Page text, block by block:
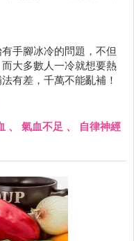
手腳冰冷的問題，不但
大多數人一冷就想要熱
有差，千萬不能亂補！
、 氣血不足 、
自律神經